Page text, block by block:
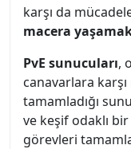
karşı da
macera
PvE sunucuları,
canavarlara
tamamladığı
ve keşif odaklı
görevleri